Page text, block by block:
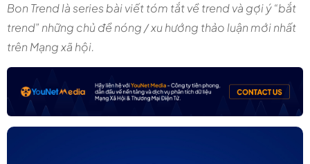
Bon Trend là series bài viết tóm tắt về trend và gợi ý “bắt
trend” những chủ đề nóng / xu hướng thảo luận mới nhất
trên Mạng xã hội.